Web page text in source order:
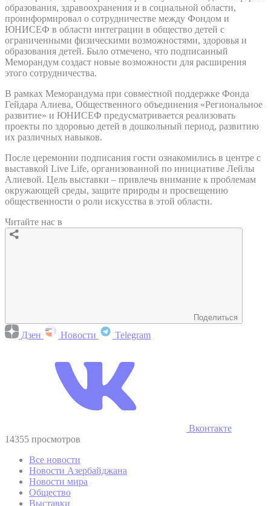
образования, здравоохранения и в социальной области,
проинформировал о сотрудничестве между Фондом и
ЮНИСЕФ в области интеграции в общество детей с
ограниченными физическими возможностями, здоровья и
образования детей. Было отмечено, что подписанный
Меморандум создаст новые возможности для расширения
этого сотрудничества.
В рамках Меморандума при совместной поддержке Фонда
Гейдара Алиева, Общественного объединения «Региональное
развитие» и ЮНИСЕФ предусматривается реализовать
проекты по здоровью детей в дошкольный период, развитию
их различных навыков.
После церемонии подписания гости ознакомились в центре с
выставкой Live Life, организованной по инициативе Лейлы
Алиевой. Цель выставки – привлечь внимание к проблемам
окружающей среды, защите природы и просвещению
общественности о роли искусства в этой области.
Читайте нас в
Поделиться
Дзен Новости Telegram
Вконтакте
14355 просмотров
Все новости
Новости Азербайджана
Новости мира
Общество
Выставки